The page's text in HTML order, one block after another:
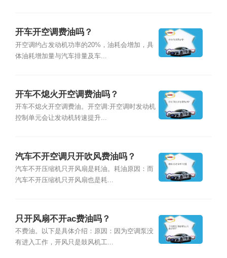
开车开空调费油吗？
开空调约占发动机功率的20%，油耗会增加，具
体油耗增加量与汽车排量及车...
开车不熄火开空调费油吗？
开车不熄火开空调费油。开空调:开空调时发动机
控制单元会让发动机转速提升...
汽车不开空调只开吹风费油吗？
汽车不开压缩机只开风扇是耗油。耗油原因：而
汽车不开压缩机只开风扇也是耗...
只开风扇不开ac费油吗？
不费油。以下是具体介绍：原因：因为空调泵没
有进入工作，开风只是鼓风机工...